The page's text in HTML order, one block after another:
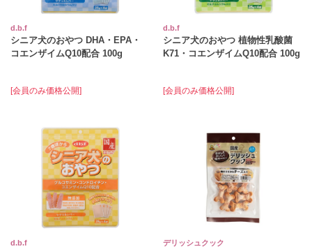
d.b.f
シニア犬のおやつ DHA・EPA・
コエンザイムQ10配合 100g
[会員のみ価格公開]
d.b.f
シニア犬のおやつ 植物性乳酸菌
K71・コエンザイムQ10配合 100g
[会員のみ価格公開]
d.b.f デリッシュクック